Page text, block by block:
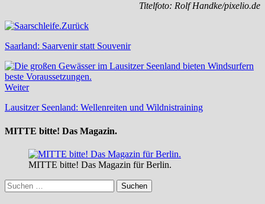
Titelfoto: Rolf Handke/pixelio.de
Zurück
Saarland: Saarvenir statt Souvenir
Weiter
Lausitzer Seenland: Wellenreiten und Wildnistraining
MITTE bitte! Das Magazin.
MITTE bitte! Das Magazin für Berlin.
Suchen
nach: